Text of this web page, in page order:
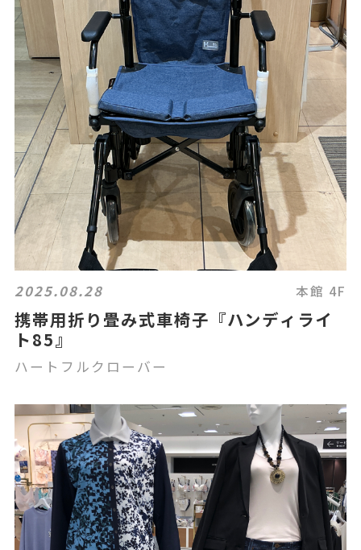
2025.08.28 本館 4F
携帯用折り畳み式車椅子『ハンディライ
ト85』
ハートフルクローバー